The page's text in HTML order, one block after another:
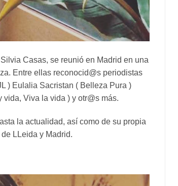
Casas, se reunió en Madrid en una
Entre ellas reconocid@s periodistas
) Eulalia Sacristan ( Belleza Pura )
Viva la vida ) y otr@s más.
la actualidad, así como de su propia
LLeida y Madrid.